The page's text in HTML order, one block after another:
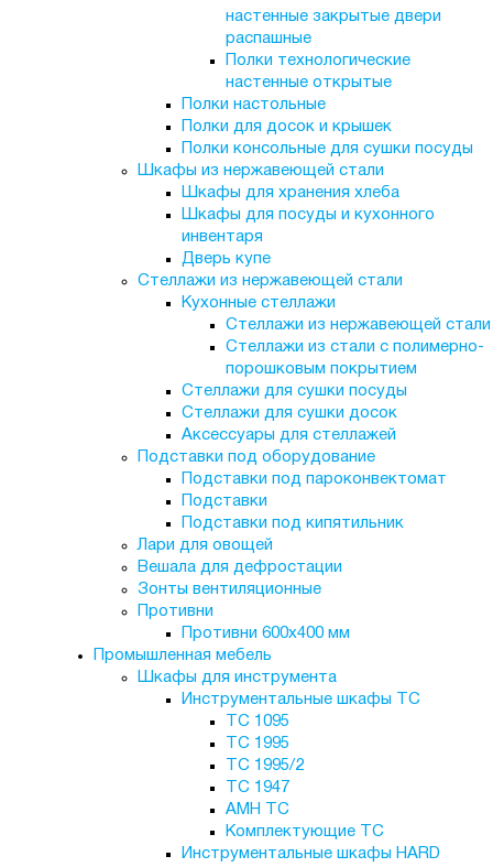
настенные закрытые двери
распашные
Полки технологические
настенные открытые
Полки настольные
Полки для досок и крышек
Полки консольные для сушки посуды
Шкафы из нержавеющей стали
Шкафы для хранения хлеба
Шкафы для посуды и кухонного
инвентаря
Дверь купе
Стеллажи из нержавеющей стали
Кухонные стеллажи
Стеллажи из нержавеющей стали
Стеллажи из стали с полимерно-
порошковым покрытием
Стеллажи для сушки посуды
Стеллажи для сушки досок
Аксессуары для стеллажей
Подставки под оборудование
Подставки под пароконвектомат
Подставки
Подставки под кипятильник
Лари для овощей
Вешала для дефростации
Зонты вентиляционные
Противни
Противни 600х400 мм
Промышленная мебель
Шкафы для инструмента
Инструментальные шкафы TC
TC 1095
TC 1995
ТС 1995/2
TC 1947
AMH TC
Комплектующие ТС
Инструментальные шкафы HARD